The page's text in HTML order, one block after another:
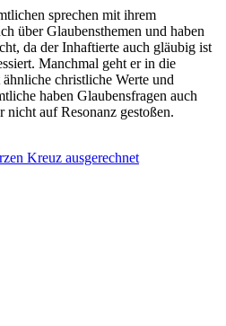
sprechen mit ihrem
über Glaubensthemen und haben
da der Inhaftierte auch gläubig ist
Manchmal geht er in die
christliche Werte und
haben Glaubensfragen auch
nicht auf Resonanz gestoßen.
Kreuz ausgerechnet